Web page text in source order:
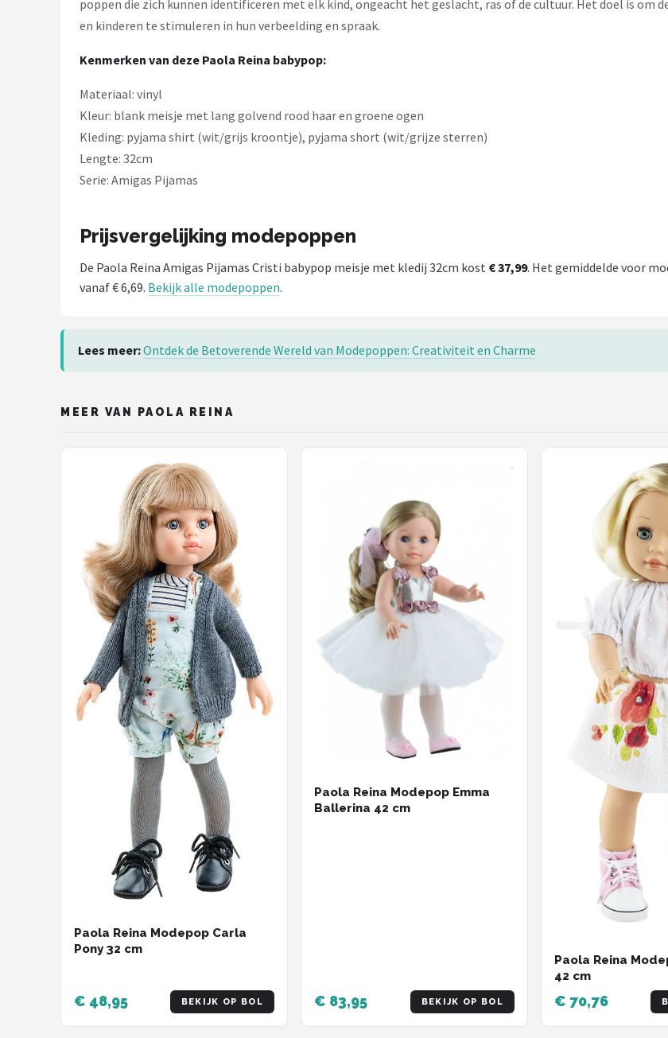
poppen die zich kunnen identificeren met elk kind, ongeacht het geslacht, ras of de cultuur. Het doel is om
en kinderen te stimuleren in hun verbeelding en spraak.
Kenmerken van deze Paola Reina babypop:
Materiaal: vinyl
Kleur: blank meisje met lang golvend rood haar en groene ogen
Kleding: pyjama shirt (wit/grijs kroontje), pyjama short (wit/grijze sterren)
Lengte: 32cm
Serie: Amigas Pijamas
Prijsvergelijking modepoppen
De Paola Reina Amigas Pijamas Cristi babypop meisje met kledij 32cm kost € 37,99. Het gemiddelde voor
vanaf € 6,69. Bekijk alle modepoppen.
Lees meer:Ontdek de Betoverende Wereld van Modepoppen: Creativiteit en Charme
MEER VAN PAOLA REINA
Paola Reina Modepop Carla
Pony 32 cm
€ 48,95 BEKIJK OP BOL
Paola Reina Modepop Emma
Ballerina 42 cm
€ 83,95 BEKIJK OP BOL
Paola Reina
42 cm
€ 70,76